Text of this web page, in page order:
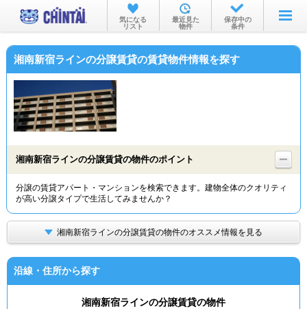
お部屋を探す
沿線・駅から
物件特集から
TOP
気になる
リスト
最近見た
物件
保存中の
条件
湘南新宿ラインの分譲賃貸の賃貸物件情報を探す
湘南新宿ラインの分譲賃貸の物件のポイント
分譲の賃貸アパート・マンションを検索できます。建物全体のクオリティ
が高い分譲タイプで生活してみませんか？
湘南新宿ラインの分譲賃貸の物件のオススメ情報を見る
沿線・住所から探す
湘南新宿ラインの分譲賃貸の物件